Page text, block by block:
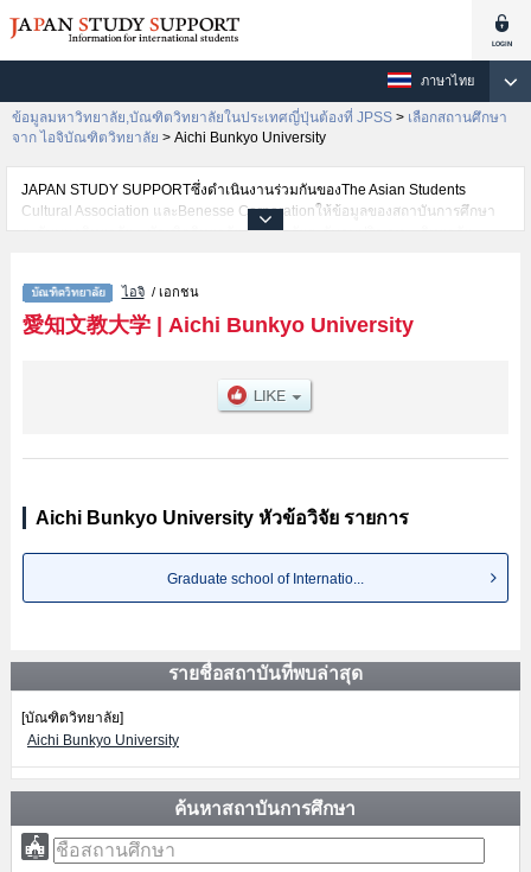
ภาษาไทย
ข้อมูลมหาวิทยาลัย,บัณฑิตวิทยาลัยในประเทศญี่ปุ่นต้องที่ JPSS > เลือกสถานศึกษา
จาก ไอจิบัณฑิตวิทยาลัย > Aichi Bunkyo University
JAPAN STUDY SUPPORTซึ่งดำเนินงานร่วมกันของThe Asian Students
Cultural Association และBenesse Corporationให้ข้อมูลของสถาบันการศึกษา
ระดับมหาวิทยาลัย・บัณฑิตวิทยาลัย・วิทยาลัยระดับอนุปริญญา・วิทยาลัย
ต่างชาติเช่นGraduate school of International Cultural Studies เป็นต้น,ข้อมูล
ของแต่ละสาขาวิจัย,ข้อมูลการสอบคัดเลือกเข้าศึกษาเช่นจำนวนคนที่รับสมัครหรือ
จำนวนคนที่ผ่านการสอบคัดเลือกเป็นต้น,แนะนำสถานที่,การเดินทางเป็นต้นไว้
ไอจิ/ เอกชน
愛知文教大学| Aichi Bunkyo University
Aichi Bunkyo University หัวข้อวิจัย รายการ
Graduate school of Internatio...
รายชื่อสถาบันที่พบล่าสุด
[บัณฑิตวิทยาลัย]
Aichi Bunkyo University
ค้นหาสถาบันการศึกษา